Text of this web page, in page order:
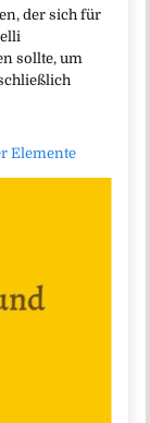
der sich für
sollte, um
Elemente